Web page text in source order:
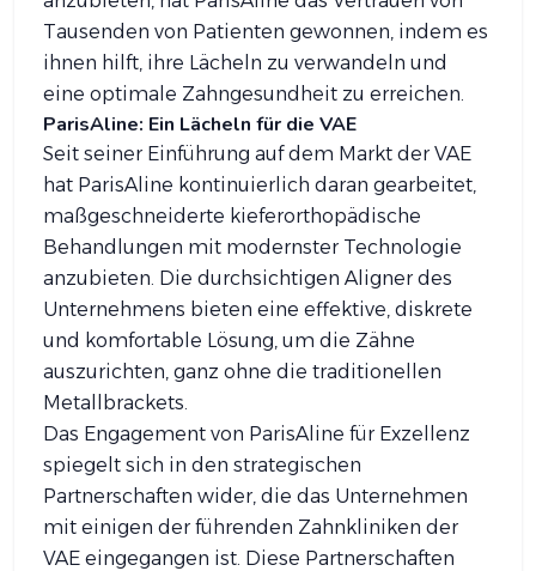
Tausenden von Patienten gewonnen, indem es
ihnen hilft, ihre Lächeln zu verwandeln und
eine optimale Zahngesundheit zu erreichen.
ParisAline: Ein Lächeln für die VAE
Seit seiner Einführung auf dem Markt der VAE
hat ParisAline kontinuierlich daran gearbeitet,
maßgeschneiderte kieferorthopädische
Behandlungen mit modernster Technologie
anzubieten. Die durchsichtigen Aligner des
Unternehmens bieten eine effektive, diskrete
und komfortable Lösung, um die Zähne
auszurichten, ganz ohne die traditionellen
Metallbrackets.
Das Engagement von ParisAline für Exzellenz
spiegelt sich in den strategischen
Partnerschaften wider, die das Unternehmen
mit einigen der führenden Zahnkliniken der
VAE eingegangen ist. Diese Partnerschaften